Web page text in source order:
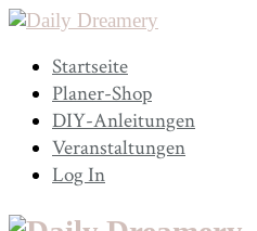
Startseite
Planer-Shop
DIY-Anleitungen
Veranstaltungen
Log In